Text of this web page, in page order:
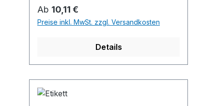
Regulärer Preis:
Ab 10,11 €
Preise inkl. MwSt. zzgl. Versandkosten
Details